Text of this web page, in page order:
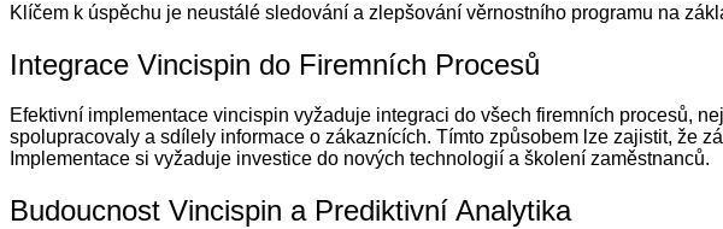
Klíčem k úspěchu je neustálé sledování a zlepšování věrnostního programu na
Integrace Vincispin do Firemních Procesů
Efektivní implementace vincispin vyžaduje integraci do všech firemních procesů,
spolupracovaly a sdílely informace o zákaznících. Tímto způsobem lze zajistit, že
Implementace si vyžaduje investice do nových technologií a školení zaměstnanců.
Budoucnost Vincispin a Prediktivní Analytika